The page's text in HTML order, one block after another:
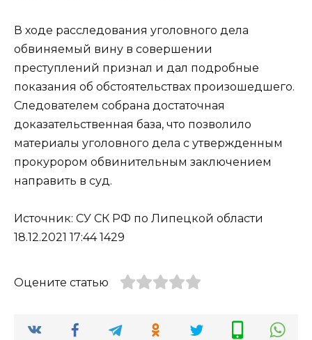
В ходе расследования уголовного дела
обвиняемый вину в совершении
преступлений признал и дал подробные
показания об обстоятельствах произошедшего.
Следователем собрана достаточная
доказательственная база, что позволило
материалы уголовного дела с утвержденным
прокурором обвинительным заключением
направить в суд.
Источник: СУ СК РФ по Липецкой области
18.12.2021 17:44 1429
Оцените статью